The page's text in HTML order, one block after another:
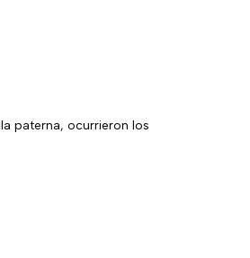
paterna, ocurrieron los